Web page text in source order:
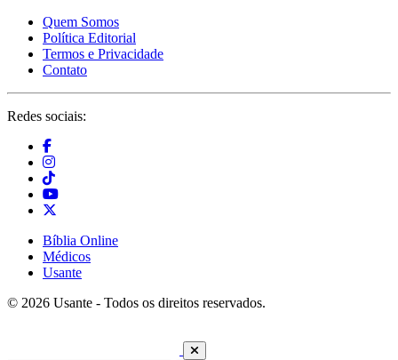
Quem Somos
Política Editorial
Termos e Privacidade
Contato
Redes sociais:
Bíblia Online
Médicos
Usante
© 2026 Usante - Todos os direitos reservados.